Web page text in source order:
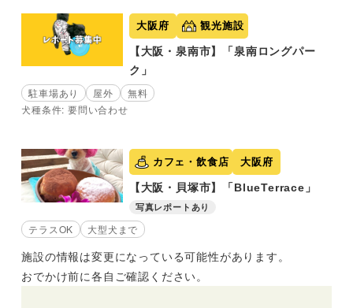
大阪府 観光施設
【大阪・泉南市】「泉南ロングパー
ク」
駐車場あり 屋外
無料
犬種条件: 要問い合わせ
カフェ・飲食店 大阪府
【大阪・貝塚市】「BlueTerrace」
写真レポートあり
テラスOK 大型犬まで
施設の情報は変更になっている可能性があります。
おでかけ前に各自ご確認ください。